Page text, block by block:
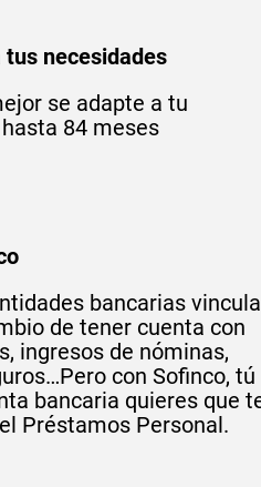
necesidades
se adapte a tu
84 meses
bancarias
de tener cuenta con
ingresos de nóminas,
con Sofinco, tú
bancaria quieres que
Préstamos Personal.